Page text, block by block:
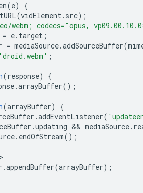
(e)
{
(vidElement. src);
webm; codecs="opus,
= e. target ;
= mediaSource.addSourceBuffer(
'droid.webm' ;
(response)
{
.arrayBuffer();
(arrayBuffer)
{
.addEventListener(
.updating && mediaSource.
. endOfStream();
.appendBuffer(arrayBuffer);